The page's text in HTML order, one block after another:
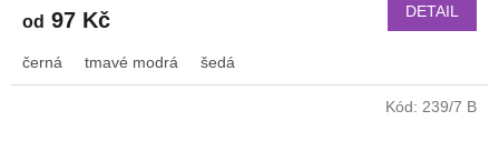
od 97 Kč DETAIL
černá tmavé modrá šedá
Kód: 239/7 B